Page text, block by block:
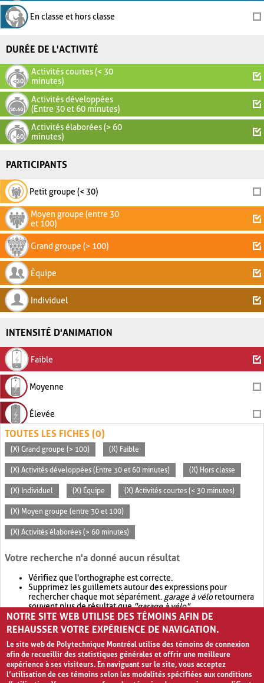
En classe et hors classe
DURÉE DE L'ACTIVITÉ
Activités courtes (< 30
minutes)
Activités développées
(Entre 30 et 60 minutes)
Activités élaborées (> 60
minutes)
PARTICIPANTS
Petit groupe (< 30)
Moyen groupe (entre 30
et 100)
Grand groupe (> 100)
Équipe
Individuel
INTENSITÉ D'ANIMATION
Faible
Moyenne
Élevée
TOUTES LES FICHES (0)
(X) Grand groupe (> 100) (X) Faible
(X) Activités développées (Entre 30 et 60 minutes) (X) Hors classe
(X) Individuel (X) Équipe (X) Activités courtes (< 30 minutes)
(X) Moyen groupe (entre 30 et 100)
(X) Activités élaborées (> 60 minutes)
Votre recherche n'a donné aucun résultat
Vérifiez que l'orthographe est correcte.
Supprimez les guillemets autour des expressions pour
rechercher chaque mot séparément. garage à véloretournera
souvent plus de résultat que"garage à vélo".
Envisagez d'élargir votre recherche avec OR.garage OR vélo
retournera souvent plus de résultat quegarage à vélo
NOTRE SITE WEB UTILISE DES TÉMOINS AFIN DE
REHAUSSER VOTRE EXPÉRIENCE DE NAVIGATION.
Le site web de Polytechnique Montréal utilise des témoins de connexion
afin de recueillir des statistiques générales et offrir une meilleure
expérience à ses visiteurs. En naviguant sur le site, vous acceptez
l’utilisation de ces témoins selon les modalités spécifiées aux conditions